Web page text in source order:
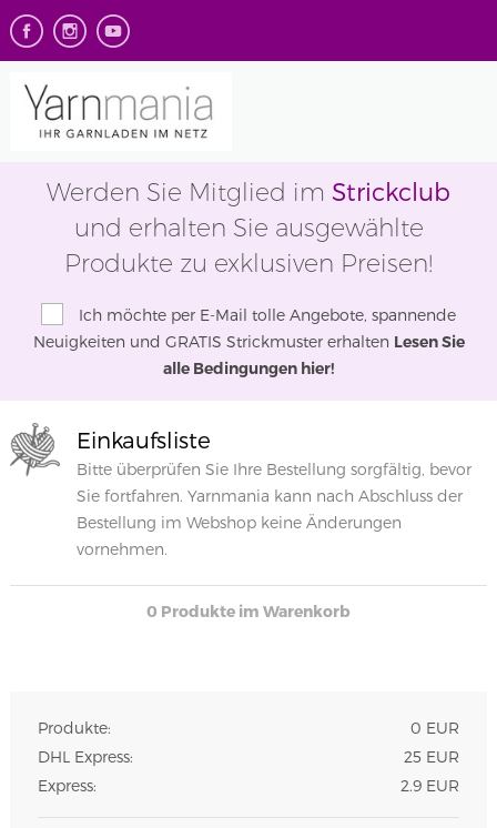
Werden Sie Mitglied im Strickclub
und erhalten Sie ausgewählte
Produkte zu exklusiven Preisen!
Ich möchte per E-Mail tolle Angebote, spannende
Neuigkeiten und GRATIS Strickmuster erhalten Lesen Sie
alle Bedingungen hier!
Einkaufsliste
Bitte überprüfen Sie Ihre Bestellung sorgfältig, bevor
Sie fortfahren. Yarnmania kann nach Abschluss der
Bestellung im Webshop keine Änderungen
vornehmen.
0 Produkte im Warenkorb
Produkte:
0 EUR
DHL Express:
25 EUR
Express:
2.9 EUR